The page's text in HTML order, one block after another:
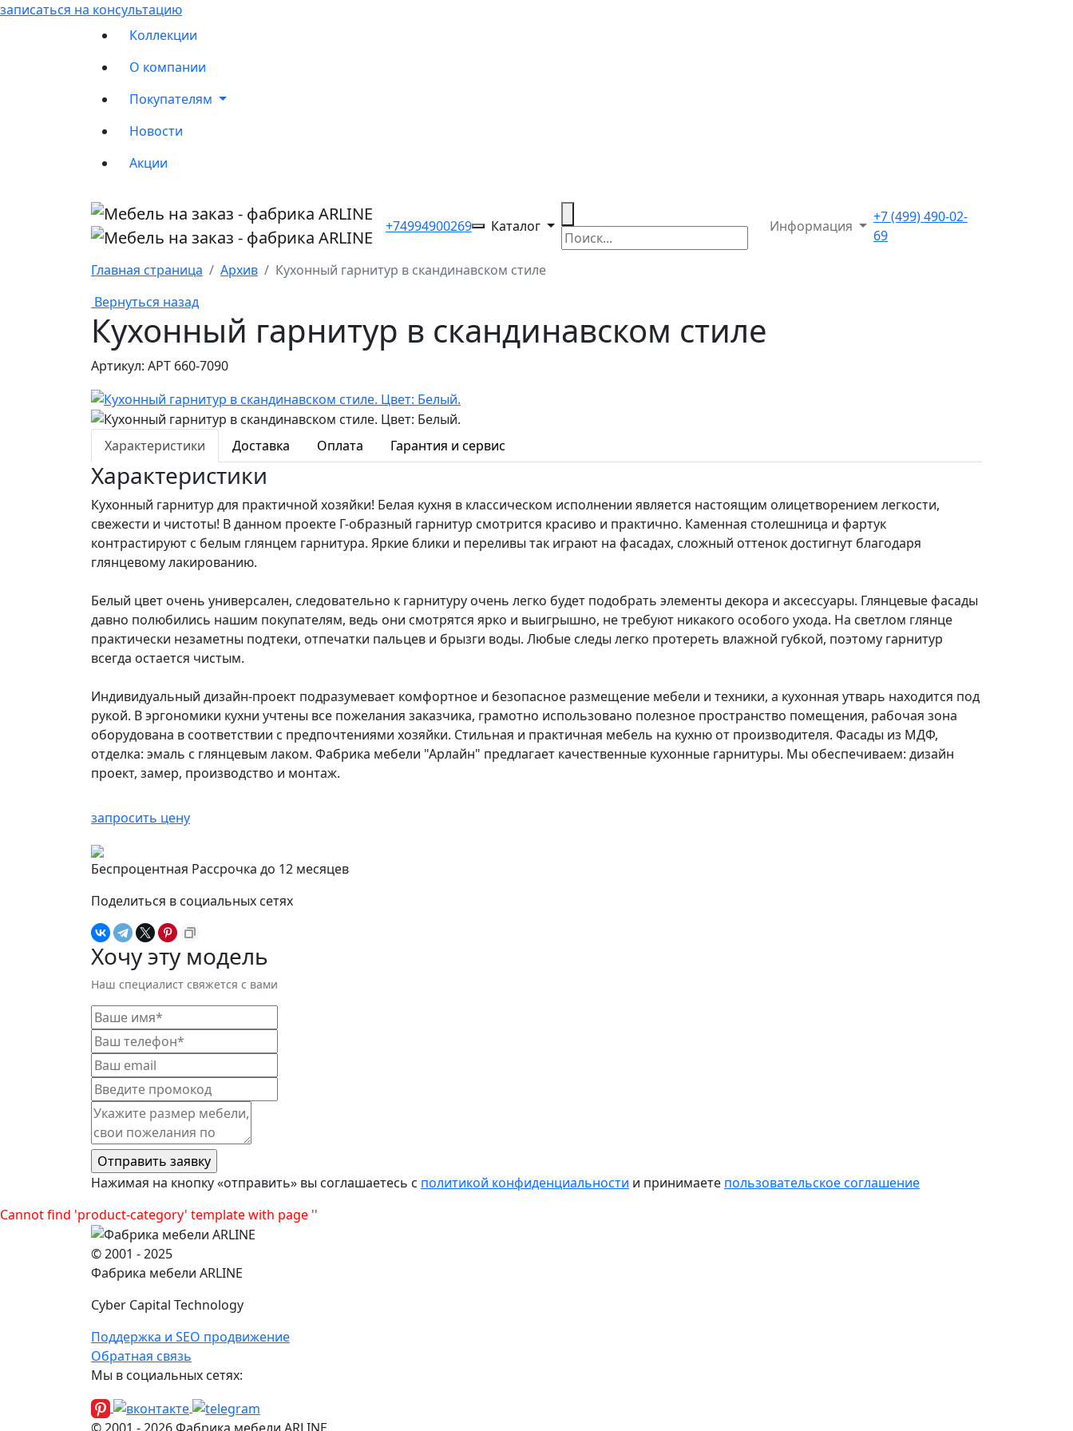
записаться на консультацию
Коллекции
О компании
Покупателям
Новости
Акции
+74994900269 Каталог Информация
+7 (499) 490-02-
69
Главная страница
Архив
Кухонный гарнитур в скандинавском стиле
Вернуться назад
Кухонный гарнитур в скандинавском стиле
Артикул: АРТ 660-7090
Характеристики Доставка Оплата Гарантия и сервис
Характеристики
Кухонный гарнитур для практичной хозяйки! Белая кухня в классическом исполнении является настоящим олицетворением легкости,
свежести и чистоты! В данном проекте Г-образный гарнитур смотрится красиво и практично. Каменная столешница и фартук
контрастируют с белым глянцем гарнитура. Яркие блики и переливы так играют на фасадах, сложный оттенок достигнут благодаря
глянцевому лакированию.
Белый цвет очень универсален, следовательно к гарнитуру очень легко будет подобрать элементы декора и аксессуары. Глянцевые фасады
давно полюбились нашим покупателям, ведь они смотрятся ярко и выигрышно, не требуют никакого особого ухода. На светлом глянце
практически незаметны подтеки, отпечатки пальцев и брызги воды. Любые следы легко протереть влажной губкой, поэтому гарнитур
всегда остается чистым.
Индивидуальный дизайн-проект подразумевает комфортное и безопасное размещение мебели и техники, а кухонная утварь находится под
рукой. В эргономики кухни учтены все пожелания заказчика, грамотно использовано полезное пространство помещения, рабочая зона
оборудована в соответствии с предпочтениями хозяйки. Стильная и практичная мебель на кухню от производителя. Фасады из МДФ,
отделка: эмаль с глянцевым лаком. Фабрика мебели "Арлайн" предлагает качественные кухонные гарнитуры. Мы обеспечиваем: дизайн
проект, замер, производство и монтаж.
запросить цену
Беспроцентная Рассрочка до 12 месяцев
Поделиться в социальных сетях
Хочу эту модель
Наш специалист свяжется с вами
Нажимая на кнопку «отправить» вы соглашаетесь с политикой конфиденциальности и принимаете пользовательское соглашение
Cannot find 'product-category' template with page ''
© 2001 - 2025
Фабрика мебели ARLINE
Cyber Capital Technology
Поддержка и SEO продвижение
Обратная связь
Мы в социальных сетях: